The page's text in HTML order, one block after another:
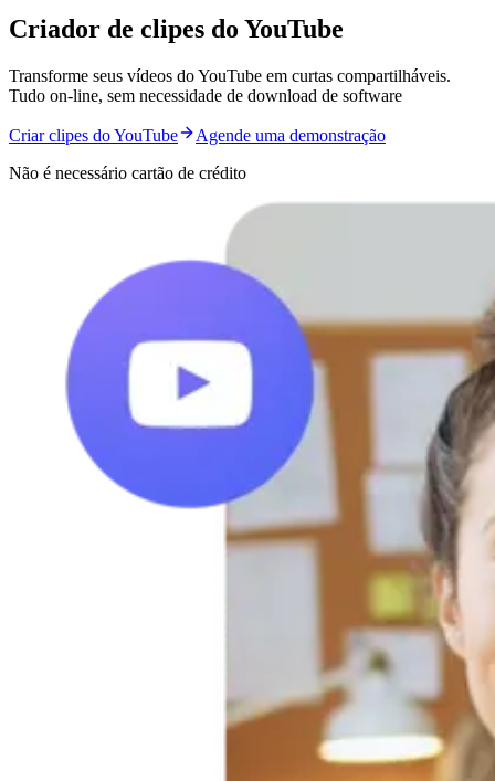
Criador de clipes do YouTube
Transforme seus vídeos do YouTube em curtas compartilháveis.
Tudo on-line, sem necessidade de download de software
Criar clipes do YouTube
Agende uma demonstração
Não é necessário cartão de crédito